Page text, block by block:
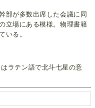
部が多数出席した会議に同
立場にある模様。物理書籍
いる。
ラテン語で北斗七星の意